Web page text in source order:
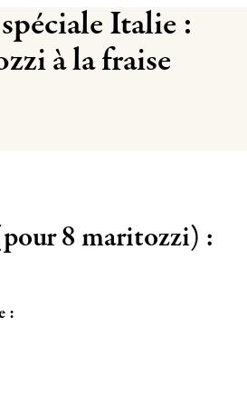
Italie :
à la fraise
8 maritozzi) :
: